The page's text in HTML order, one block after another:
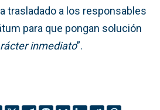
trasladado a los responsables
para que pongan solución
inmediato”.